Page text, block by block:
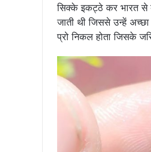
सिक्के इकट्ठे कर भारत से
जाती थी जिससे उन्हें
प्रो निकल होता जिसके